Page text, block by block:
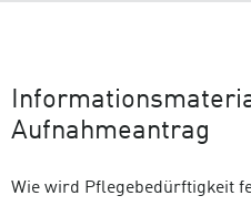
Aufnahmeantrag
Wie wird Pflegebedürftigkeit